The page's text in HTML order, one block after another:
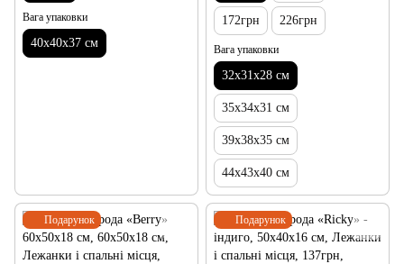
Вага упаковки
40х40х37 см
172грн 226грн
Вага упаковки
32х31х28 см
35х34х31 см
39х38х35 см
44х43х40 см
Подарунок Подарунок